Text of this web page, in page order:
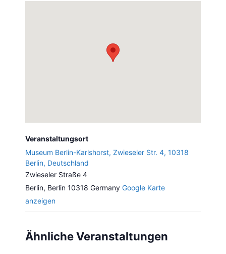
Veranstaltungsort
Museum Berlin-Karlshorst, Zwieseler Str. 4, 10318
Berlin, Deutschland
Zwieseler Straße 4
Berlin, Berlin 10318 Germany Google Karte
anzeigen
Ähnliche Veranstaltungen